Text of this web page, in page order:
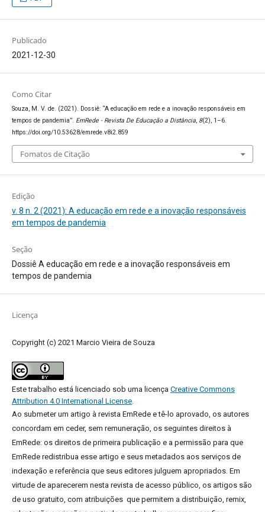
Publicado
2021-12-30
Como Citar
Souza, M. V. de. (2021). Dossiê: “A educação em rede e a inovação responsáveis em
tempos de pandemia”. EmRede - Revista De Educação a Distância, 8(2), 1–6.
https://doi.org/10.53628/emrede.v8i2.859
Fomatos de Citação
Edição
v. 8 n. 2 (2021): A educação em rede e a inovação responsáveis
em tempos de pandemia
Seção
Dossiê A educação em rede e a inovação responsáveis em
tempos de pandemia
Licença
Copyright (c) 2021 Marcio Vieira de Souza
Este trabalho está licenciado sob uma licença Creative Commons
Attribution 4.0 International License.
Ao submeter um artigo à revista EmRede e tê-lo aprovado, os autores
concordam em ceder, sem remuneração, os seguintes direitos à
EmRede: os direitos de primeira publicação e a permissão para que
EmRede redistribua esse artigo e seus metadados aos serviços de
indexação e referência que seus editores julguem apropriados. Em
virtude de aparecerem nesta revista de acesso público, os artigos são
de uso gratuito, com atribuições que permitem a distribuição, remix,